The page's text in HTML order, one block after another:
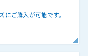
にご購入が可能です。